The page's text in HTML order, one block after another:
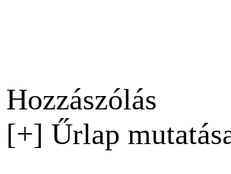
Hozzászólás
[+] Űrlap